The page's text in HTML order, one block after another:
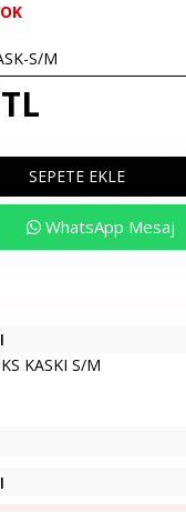
S/M
SEPETE EKLE
WhatsApp Mesaj
KASKI S/M